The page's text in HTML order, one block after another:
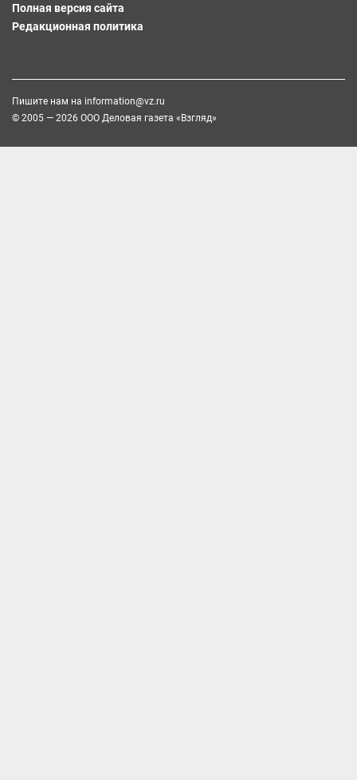
Полная версия сайта
Редакционная политика
Пишите нам на information@vz.ru
© 2005 — 2026 ООО Деловая газета «Взгляд»